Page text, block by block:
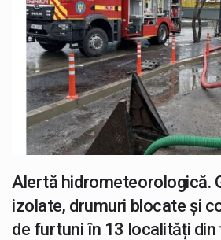
Alertă hidrometeorologică.
izolate, drumuri blocate și
de furtuni în 13 localități din